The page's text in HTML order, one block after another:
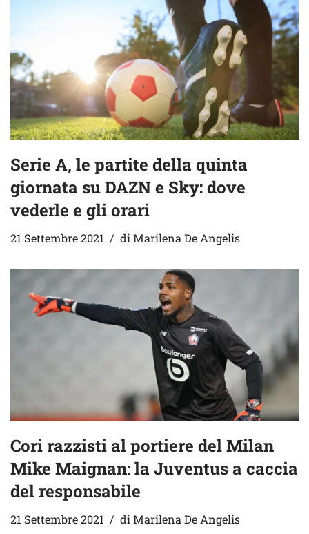
Serie A, le partite della quinta
giornata su DAZN e Sky: dove
vederle e gli orari
21 Settembre 2021 di Marilena De Angelis
Cori razzisti al portiere del Milan
Mike Maignan: la Juventus a caccia
del responsabile
21 Settembre 2021 di Marilena De Angelis